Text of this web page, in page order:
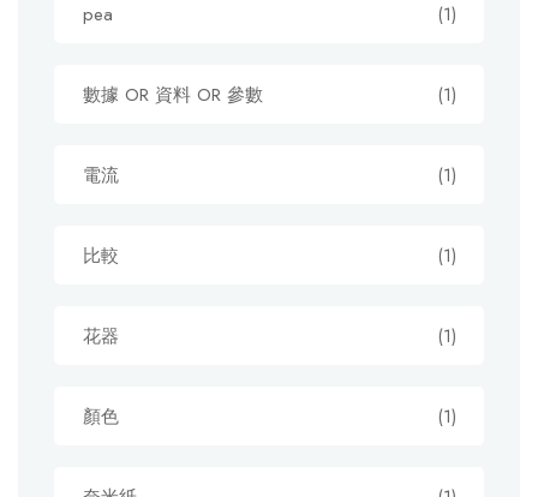
pea (1)
數據 OR 資料 OR 參數 (1)
電流 (1)
比較 (1)
花器 (1)
顏色 (1)